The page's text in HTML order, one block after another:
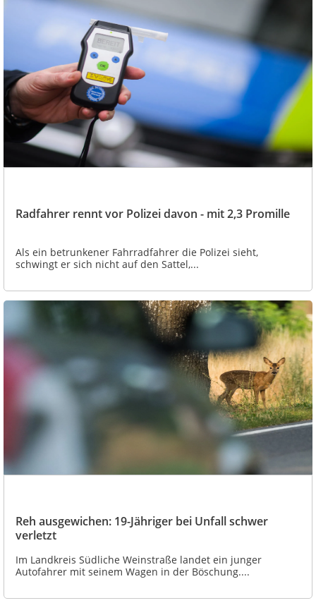
Radfahrer rennt vor Polizei davon - mit 2,3 Promille
Als ein betrunkener Fahrradfahrer die Polizei sieht,
schwingt er sich nicht auf den Sattel,...
Reh ausgewichen: 19-Jähriger bei Unfall schwer
verletzt
Im Landkreis Südliche Weinstraße landet ein junger
Autofahrer mit seinem Wagen in der Böschung....